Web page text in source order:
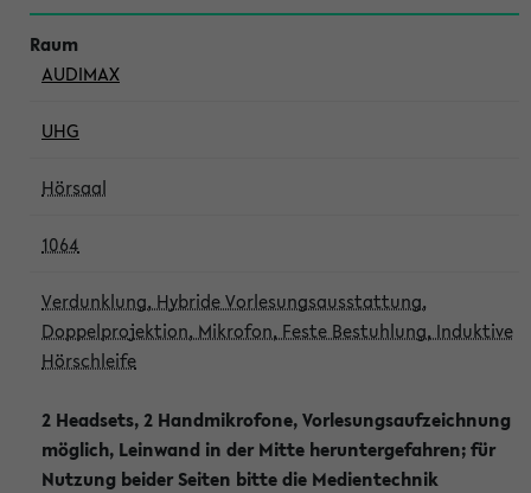
AUDIMAX
UHG
Hörsaal
1064
Verdunklung, Hybride Vorlesungsausstattung,
Doppelprojektion, Mikrofon, Feste Bestuhlung, Induktive
Hörschleife
2 Headsets, 2 Handmikrofone, Vorlesungsaufzeichnung
möglich, Leinwand in der Mitte heruntergefahren; für
Nutzung beider Seiten bitte die Medientechnik